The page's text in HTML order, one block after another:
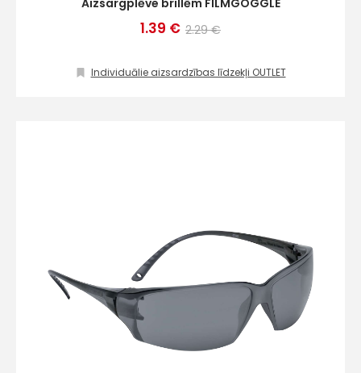
Aizsargplēve brillēm FILMGOGGLE
1.39 € 2.29 €
Individuālie aizsardzības līdzekļi OUTLET